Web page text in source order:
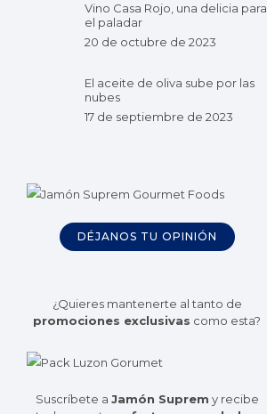
Vino Casa Rojo, una delicia para
el paladar
20 de octubre de 2023
El aceite de oliva sube por las
nubes
17 de septiembre de 2023
DÉJANOS TU OPINIÓN
¿Quieres mantenerte al tanto de
promociones exclusivas como esta?
Suscríbete a Jamón Suprem y recibe